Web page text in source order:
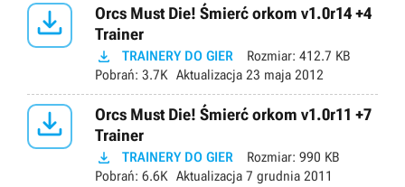

Orcs Must Die! Śmierć orkom v1.0r14 +4
Trainer
 TRAINERY DO GIER Rozmiar: 412.7 KB
Pobrań: 3.7K Aktualizacja 23 maja 2012

Orcs Must Die! Śmierć orkom v1.0r11 +7
Trainer
 TRAINERY DO GIER Rozmiar: 990 KB
Pobrań: 6.6K Aktualizacja 7 grudnia 2011